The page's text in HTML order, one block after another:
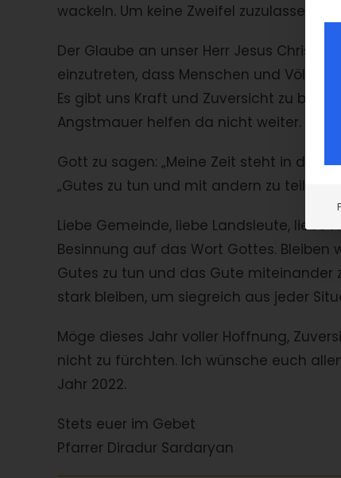
wackeln. Um keine Zweifel zuzulassen,
Der Glaube an unser Herr Jesus
einzutreten, dass Menschen und Völker
Es gibt uns Kraft und Zuversicht zu
Angstmauer helfen da nicht weiter.
Gott zu sagen: „Meine Zeit steht in
„Gutes zu tun und mit andern zu teilen“,
Liebe Gemeinde, liebe Landsleute,
Besinnung auf das Wort Gottes. Bleiben
Gutes zu tun und das Gute miteinander
stark bleiben, um siegreich aus jeder
Möge dieses Jahr voller Hoffnung,
nicht zu fürchten. Ich wünsche euch
Jahr 2022.
Stets euer im Gebet
Pfarrer Diradur Sardaryan